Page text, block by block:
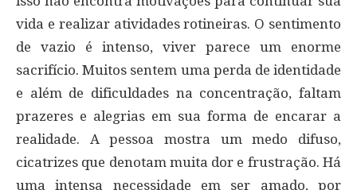
vida e realizar atividades rotineiras. O sentimento
de vazio é intenso, viver parece um enorme
sacrifício. Muitos sentem uma perda de identidade
e além de dificuldades na concentração, faltam
prazeres e alegrias em sua forma de encarar a
realidade. A pessoa mostra um medo difuso,
cicatrizes que denotam muita dor e frustração. Há
uma intensa necessidade em ser amado, por